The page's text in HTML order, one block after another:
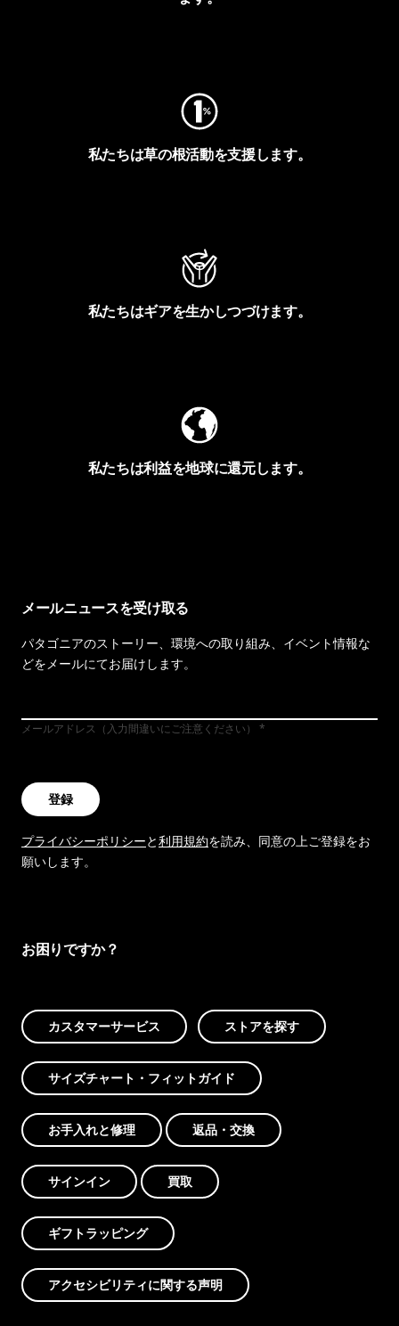
私たちは草の根活動を支援します。
私たちはギアを生かしつづけます。
私たちは利益を地球に還元します。
メールニュースを受け取る
パタゴニアのストーリー、環境への取り組み、イベント情報な
どをメールにてお届けします。
メールアドレス（入力間違いにご注意ください）
登録
プライバシーポリシーと利用規約を読み、同意の上ご登録をお
願いします。
お困りですか？
カスタマーサービス ストアを探す
サイズチャート・フィットガイド
お手入れと修理 返品・交換
サインイン 買取
ギフトラッピング
アクセシビリティに関する声明